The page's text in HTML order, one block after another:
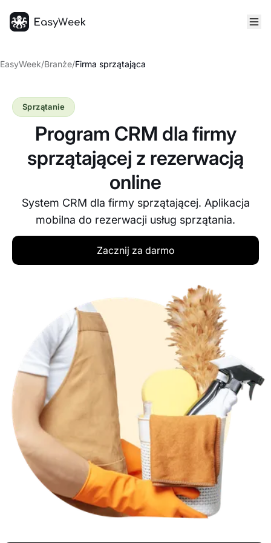
EasyWeek/Branże/Firma sprzątająca
Program CRM dla firmy
sprzątającej z rezerwacją
online
System CRM dla firmy sprzątającej. Aplikacja
mobilna do rezerwacji usług sprzątania.
Sprzątanie
Zacznij za darmo